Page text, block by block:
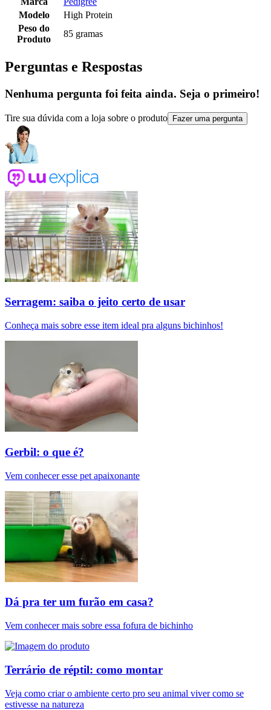
Modelo
High Protein
Peso do
Produto
85 gramas
Perguntas e Respostas
Nenhuma pergunta foi feita ainda. Seja o primeiro!
Tire sua dúvida com a loja sobre o produto Fazer uma pergunta
Serragem: saiba o jeito certo de usar
Conheça mais sobre esse item ideal pra alguns bichinhos!
Gerbil: o que é?
Vem conhecer esse pet apaixonante
Dá pra ter um furão em casa?
Vem conhecer mais sobre essa fofura de bichinho
Terrário de réptil: como montar
Veja como criar o ambiente certo pro seu animal viver como se
estivesse na natureza